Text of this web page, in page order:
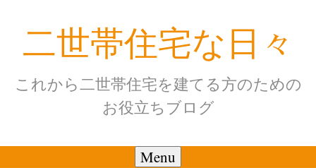
Skip
二世帯住宅な日々
これから二世帯住宅を建てる方のための
お役立ちブログ
Menu